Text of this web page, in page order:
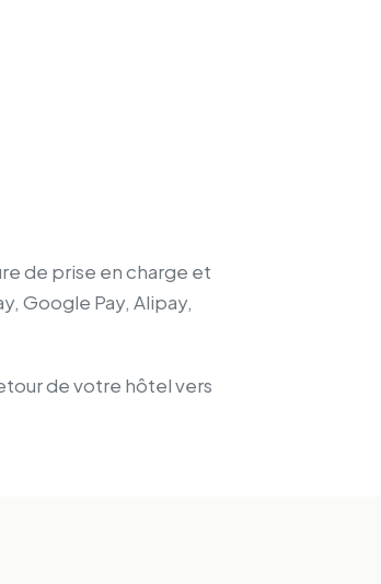
de prise en charge et
Google Pay, Alipay,
de votre hôtel vers